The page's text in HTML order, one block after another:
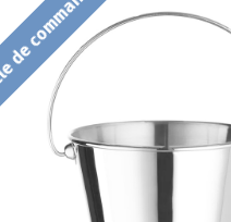
commande